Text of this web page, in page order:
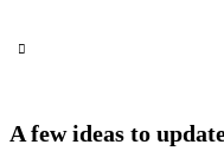
A few ideas to